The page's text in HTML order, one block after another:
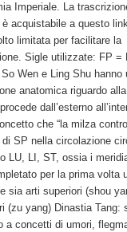
Imperiale. La
acquistabile a questo
limitata per facilitare la
Sigle utilizzate: FP =
So Wen e Ling Shu hanno
anatomica riguardo
dall’esterno
che “la milza
di SP nella circolazione
LU, LI, ST, ossia i
per la prima volta
sia arti superiori (shou
(zu yang) Dinastia Tang:
a concetti di umori,